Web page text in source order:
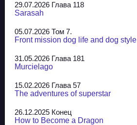
29.07.2026 Глава 118
Sarasah
05.07.2026 Том 7.
Front mission dog life and dog style
31.05.2026 Глава 181
Murcielago
15.02.2026 Глава 57
The adventures of superstar
26.12.2025 Конец
How to Become a Dragon